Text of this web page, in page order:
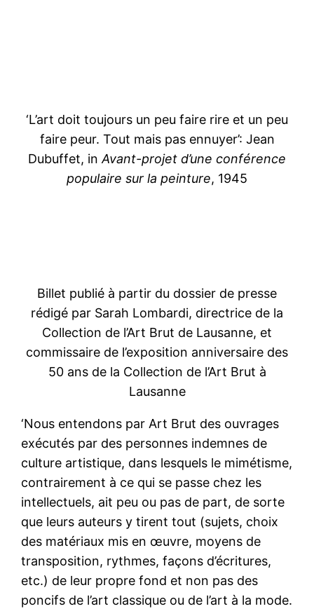
‘L’art doit toujours un peu faire rire et un peu
faire peur. Tout mais pas ennuyer’: Jean
Dubuffet, in Avant-projet d’une conférence
populaire sur la peinture, 1945
Billet publié à partir du dossier de presse
rédigé par Sarah Lombardi, directrice de la
Collection de l’Art Brut de Lausanne, et
commissaire de l’exposition anniversaire des
50 ans de la Collection de l’Art Brut à
Lausanne
‘Nous entendons par Art Brut des ouvrages
exécutés par des personnes indemnes de
culture artistique, dans lesquels le mimétisme,
contrairement à ce qui se passe chez les
intellectuels, ait peu ou pas de part, de sorte
que leurs auteurs y tirent tout (sujets, choix
des matériaux mis en œuvre, moyens de
transposition, rythmes, façons d’écritures,
etc.) de leur propre fond et non pas des
poncifs de l’art classique ou de l’art à la mode.